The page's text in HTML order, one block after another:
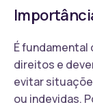
É
direitos e
evitar
ou indevidas.